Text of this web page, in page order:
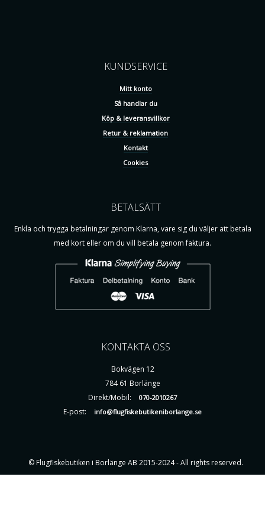
KUNDSERVICE
Mitt konto
Så handlar du
Köp & leveransvillkor
Retur & reklamation
Kontakt
Cookies
BETALSÄTT
Enkla och trygga betalningar genom Klarna, vare sig du väljer att betala
med kort eller om du vill betala genom faktura.
KONTAKTA OSS
Bokvägen 12
784 61 Borlänge
Direkt/Mobil:
070-2010267
E-post: info@flugfiskebutikeniborlange.se
© Flugfiskebutiken i Borlänge AB 2015-2024 - All rights reserved.